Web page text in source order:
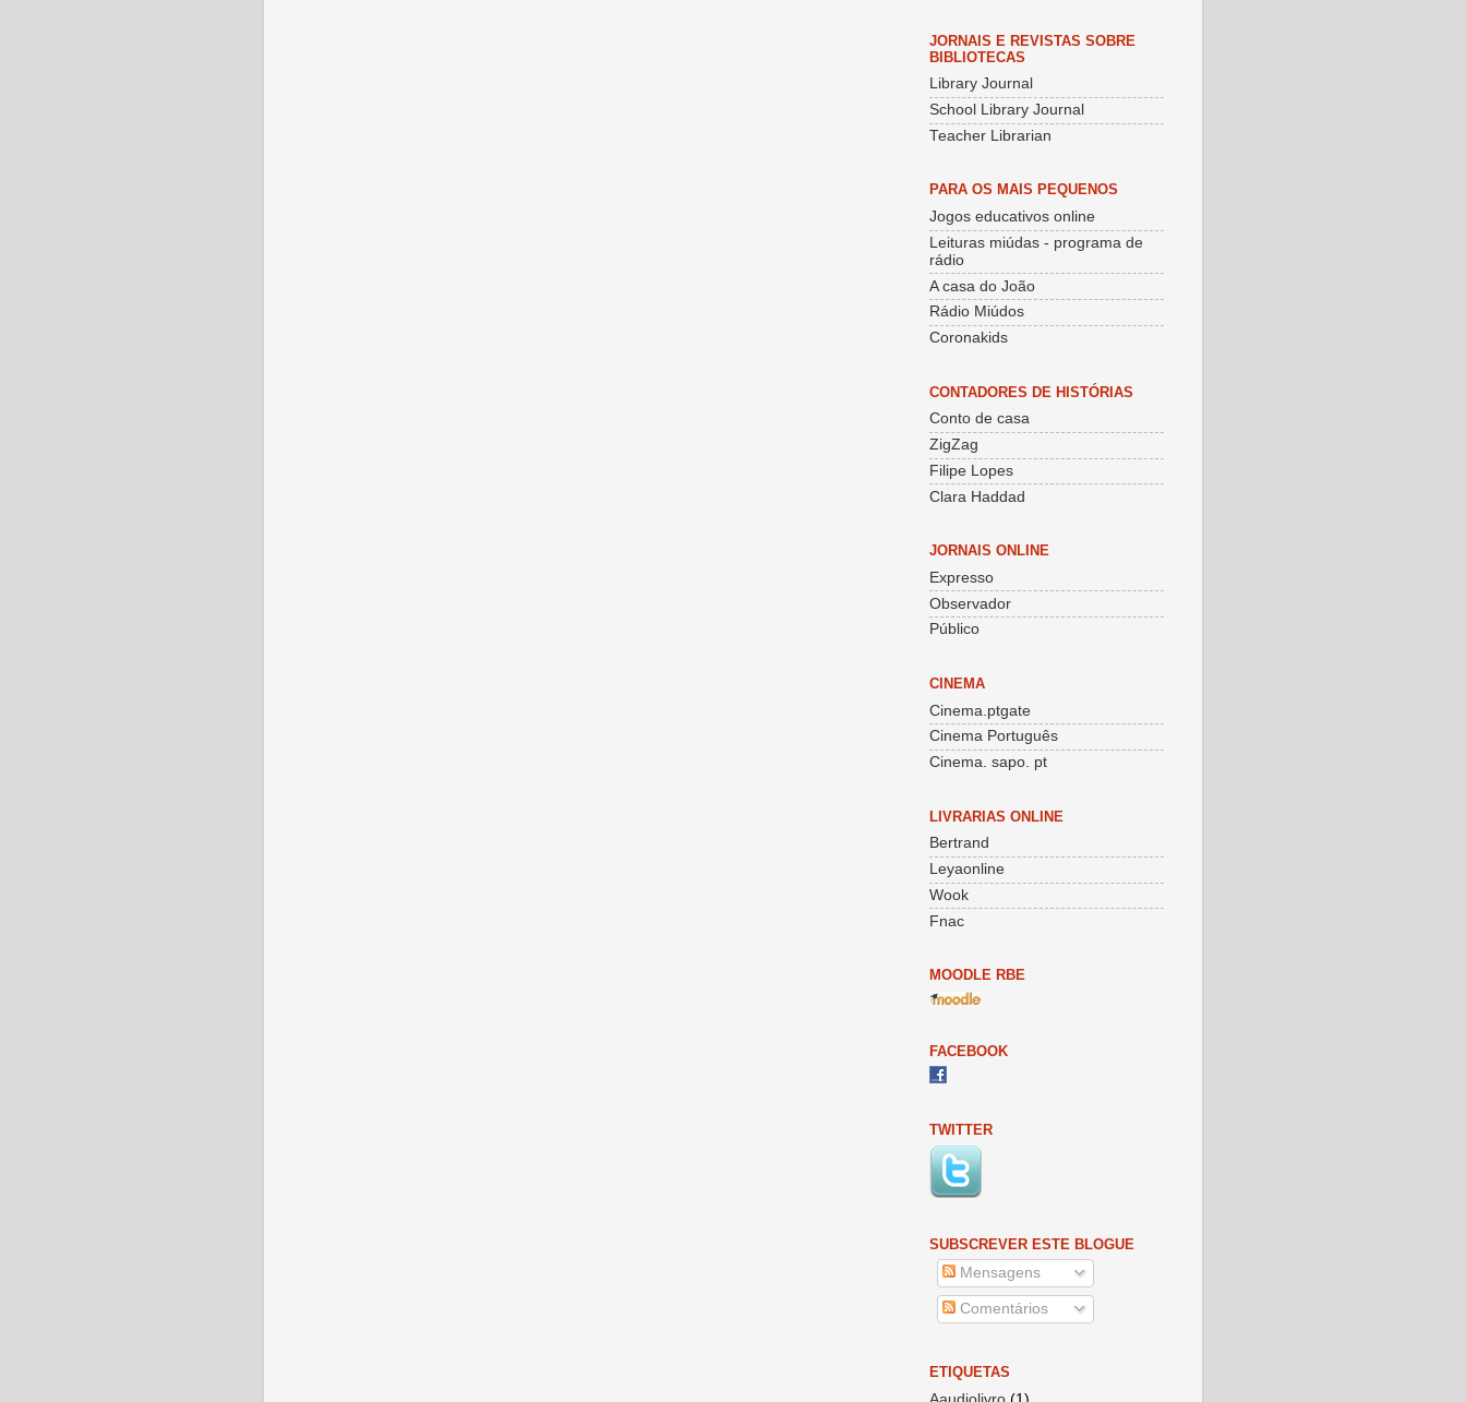
JORNAIS E REVISTAS SOBRE
BIBLIOTECAS
Library Journal
School Library Journal
Teacher Librarian
PARA OS MAIS PEQUENOS
Jogos educativos online
Leituras miúdas - programa de
rádio
A casa do João
Rádio Miúdos
Coronakids
CONTADORES DE HISTÓRIAS
Conto de casa
ZigZag
Filipe Lopes
Clara Haddad
JORNAIS ONLINE
Expresso
Observador
Público
CINEMA
Cinema.ptgate
Cinema Português
Cinema. sapo. pt
LIVRARIAS ONLINE
Bertrand
Leyaonline
Wook
Fnac
MOODLE RBE
FACEBOOK
TWITTER
SUBSCREVER ESTE BLOGUE
Mensagens
Comentários
ETIQUETAS